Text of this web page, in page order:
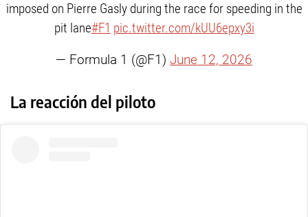
imposed on Pierre Gasly during the race for speeding in the
pit lane#F1 pic.twitter.com/kUU6epxy3i
— Formula 1 (@F1) June 12, 2026
La reacción del piloto